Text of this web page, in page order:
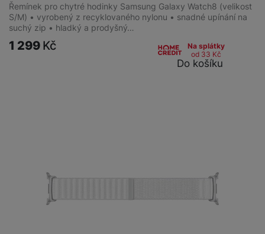
Řemínek pro chytré hodinky Samsung Galaxy Watch8 (velikost
S/M) • vyrobený z recyklovaného nylonu • snadné upínání na
suchý zip • hladký a prodyšný…
1 299 Kč
Na splátky
od 33 Kč
Do košíku